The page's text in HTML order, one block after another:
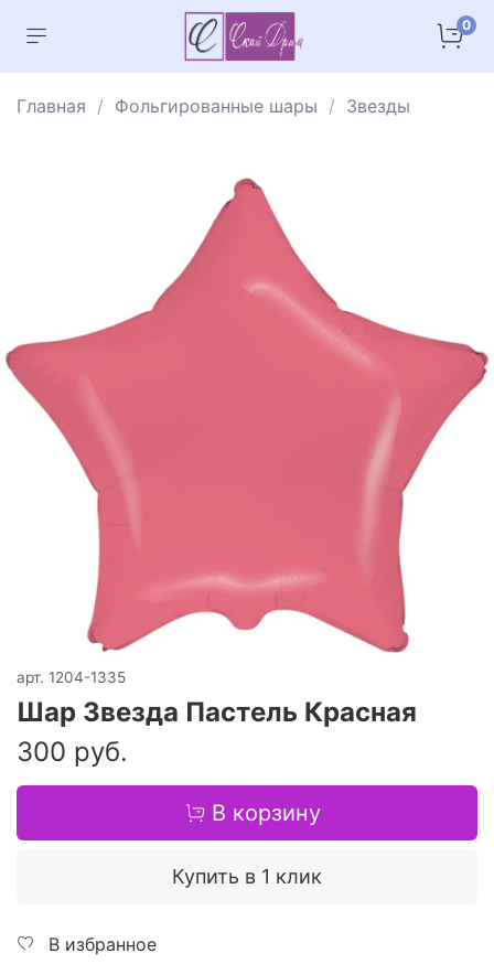
0
Главная Фольгированные шары Звезды
арт. 1204-1335
Шар Звезда Пастель Красная
300 руб.
В корзину
Купить в 1 клик
В избранное